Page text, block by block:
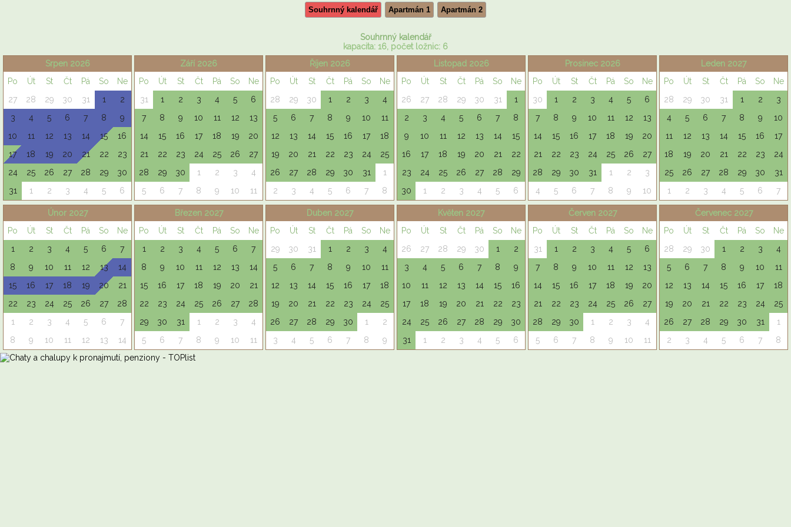
Souhrnný kalendář Apartmán 1 Apartmán 2
Souhrnný kalendář
kapacita: 16, počet ložnic: 6
Srpen 2026
Po
Út St Čt Pá So
Ne
27
28 29 30 31 1
2
3
4 5 6 7 8
9
10
11 12 13 14 15
16
17
18 19 20 21 22
23
24
25 26 27 28 29
30
31
1 2 3 4 5 6
Září 2026
Po
Út St Čt Pá So
Ne
31
1 2 3 4 5
6
7
8 9 10 11 12
13
14
15 16 17 18 19
20
21
22 23 24 25 26
27
28
29 30 1 2 3
4
5
6 7 8 9 10 11
Říjen 2026
Po
Út St Čt Pá So
Ne
28
29 30 1 2 3
4
5
6 7 8 9 10
11
12
13 14 15 16 17
18
19
20 21 22 23 24
25
26
27 28 29 30 31
1
2
3 4 5 6 7 8
Listopad 2026
Po
Út St Čt Pá So
Ne
26
27 28 29 30 31
1
2
3 4 5 6 7
8
9
10 11 12 13 14
15
16
17 18 19 20 21
22
23
24 25 26 27 28
29
30
1 2 3 4 5 6
Prosinec 2026
Po
Út St Čt Pá So
Ne
30
1 2 3 4 5
6
7
8 9 10 11 12
13
14
15 16 17 18 19
20
21
22 23 24 25 26
27
28
29 30 31 1 2
3
4
5 6 7 8 9 10
Leden 2027
Po
Út St Čt Pá So
Ne
28
29 30 31 1 2
3
4
5 6 7 8 9
10
11
12 13 14 15 16
17
18
19 20 21 22 23
24
25
26 27 28 29 30
31
1
2 3 4 5 6 7
Únor 2027
Po
Út St Čt Pá So
Ne
1
2 3 4 5 6
7
8
9 10 11 12 13
14
15
16 17 18 19 20
21
22
23 24 25 26 27
28
1
2 3 4 5 6
7
8
9 10 11 12 13 14
Březen 2027
Po
Út St Čt Pá So
Ne
1
2 3 4 5 6
7
8
9 10 11 12 13
14
15
16 17 18 19 20
21
22
23 24 25 26 27
28
29
30 31 1 2 3
4
5
6 7 8 9 10 11
Duben 2027
Po
Út St Čt Pá So
Ne
29
30 31 1 2 3
4
5
6 7 8 9 10
11
12
13 14 15 16 17
18
19
20 21 22 23 24
25
26
27 28 29 30 1
2
3
4 5 6 7 8 9
Květen 2027
Po
Út St Čt Pá So
Ne
26
27 28 29 30 1
2
3
4 5 6 7 8
9
10
11 12 13 14 15
16
17
18 19 20 21 22
23
24
25 26 27 28 29
30
31
1 2 3 4 5 6
Červen 2027
Po
Út St Čt Pá So
Ne
31
1 2 3 4 5
6
7
8 9 10 11 12
13
14
15 16 17 18 19
20
21
22 23 24 25 26
27
28
29 30 1 2 3
4
5
6 7 8 9 10 11
Červenec 2027
Po
Út St Čt Pá So
Ne
28
29 30 1 2 3
4
5
6 7 8 9 10
11
12
13 14 15 16 17
18
19
20 21 22 23 24
25
26
27 28 29 30 31
1
2
3 4 5 6 7 8